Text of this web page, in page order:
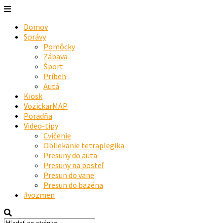
Domov
Správy
Pomôcky
Zábava
Šport
Príbeh
Autá
Kiosk
VozickarMAP
Poradňa
Video-tipy
Cvičenie
Obliekanie tetraplegika
Presuny do auta
Presuny na posteľ
Presun do vane
Presun do bazéna
#vozmen